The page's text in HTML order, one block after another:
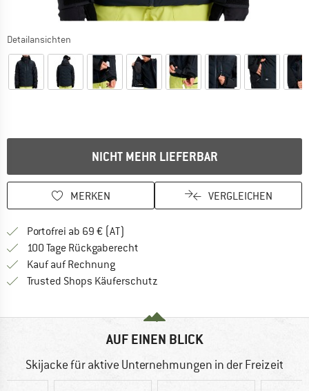
Detailansichten
NICHT MEHR LIEFERBAR
MERKEN VERGLEICHEN
Portofrei ab 69 € (AT)
100 Tage Rückgaberecht
Kauf auf RechnungFinde die Zahlungs-Infos hier! Öffnet
Trusted Shops Käuferschutz
AUF EINEN BLICK
Skijacke für aktive Unternehmungen in der Freizeit